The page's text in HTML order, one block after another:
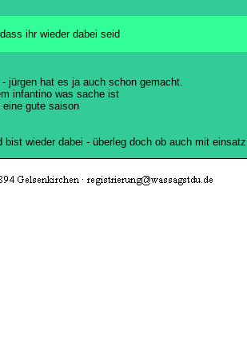
ihr wieder dabei seid
jürgen hat es ja auch schon gemacht.
infantino was sache ist
gute saison
wieder dabei - überleg doch ob auch mit